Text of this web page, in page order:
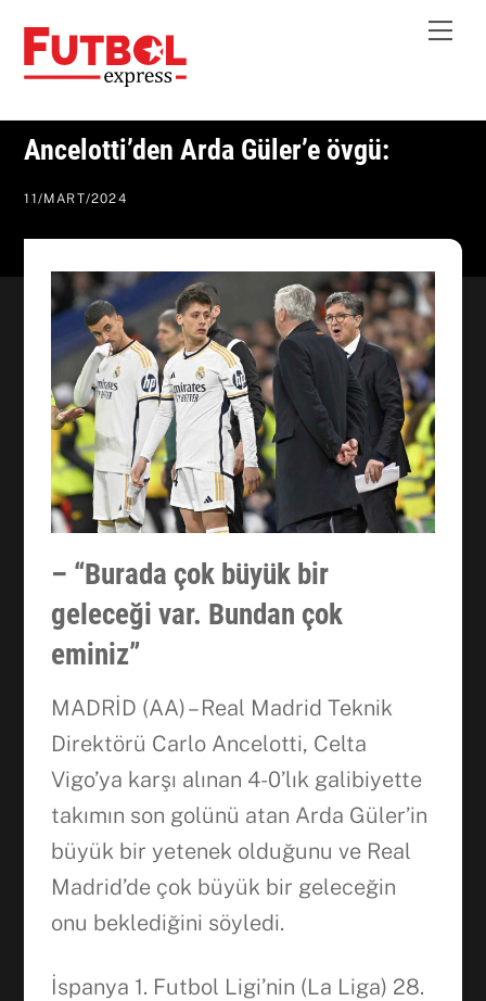
content
Ancelotti’den Arda Güler’e övgü:
11 /MART/2024
– “Burada çok büyük bir
geleceği var. Bundan çok
eminiz”
MADRİD (AA) – Real Madrid Teknik
Direktörü Carlo Ancelotti, Celta
Vigo’ya karşı alınan 4-0’lık galibiyette
takımın son golünü atan Arda Güler’in
büyük bir yetenek olduğunu ve Real
Madrid’de çok büyük bir geleceğin
onu beklediğini söyledi.
İspanya 1. Futbol Ligi’nin (La Liga) 28.